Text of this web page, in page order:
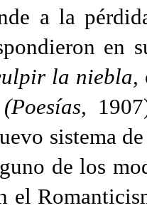
a la
en
la niebla,
(Poesías,
sistema
de los
el